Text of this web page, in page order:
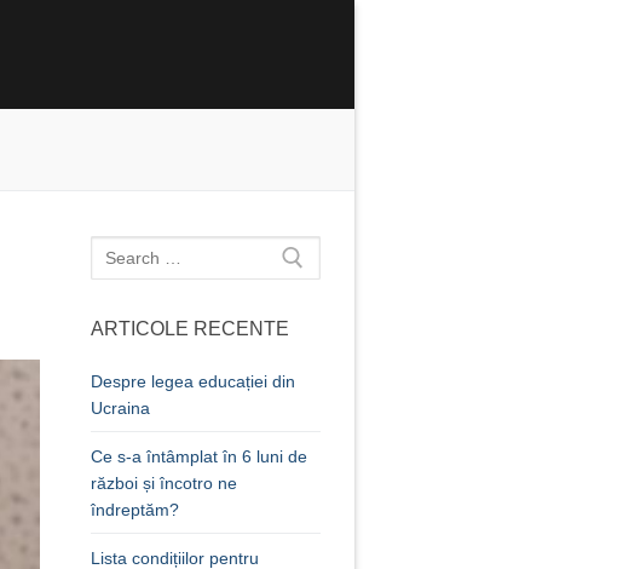
Caută
după:
ARTICOLE RECENTE
Despre legea educației din
Ucraina
Ce s-a întâmplat în 6 luni de
război și încotro ne
îndreptăm?
Lista condițiilor pentru